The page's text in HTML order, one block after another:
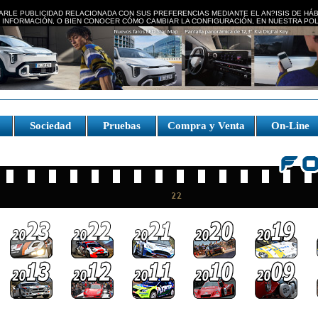
PUBLICIDAD RELACIONADA CON SUS PREFERENCIAS MEDIANTE EL AN?ISIS DE
O BIEN CONOCER CÓMO CAMBIAR LA CONFIGURACIÓN, EN NUESTRA
Sociedad Pruebas Compra y Venta On-Line